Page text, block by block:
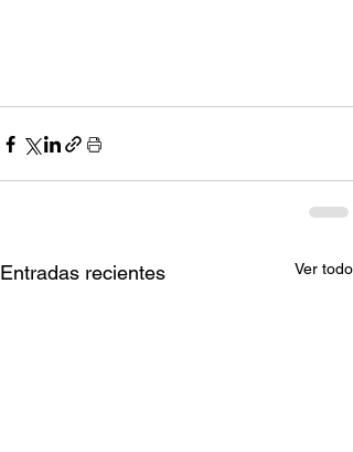
Entradas recientes Ver todo